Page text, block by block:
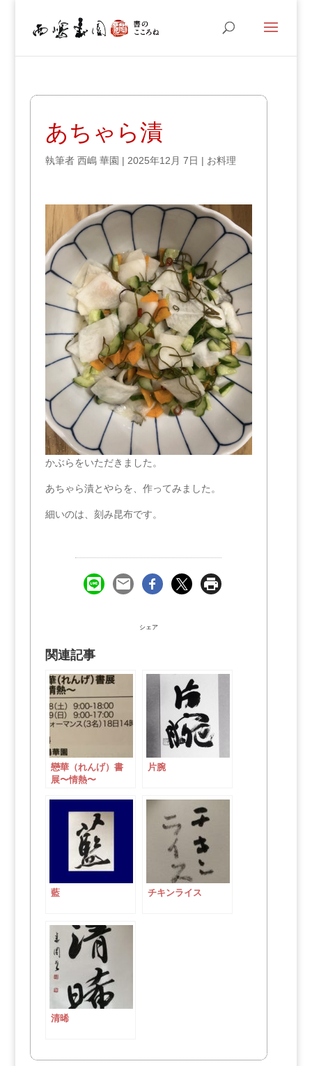
あちゃら漬
執筆者 西嶋 華園 | 2025年12月 7日 | お料理
かぶらをいただきました。
あちゃら漬とやらを、作ってみました。
細いのは、刻み昆布です。
シェア
関連記事
戀華（れんげ）書
展〜情熱〜
片腕
藍 チキンライス
清晞